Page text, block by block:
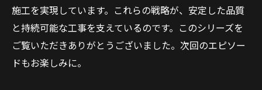
施工を実現しています。これらの戦略が、安定した品質
と持続可能な工事を支えているのです。このシリーズを
ご覧いただきありがとうございました。次回のエピソー
ドもお楽しみに。